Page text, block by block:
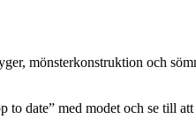
mönsterkonstruktion och
date” med modet och se till